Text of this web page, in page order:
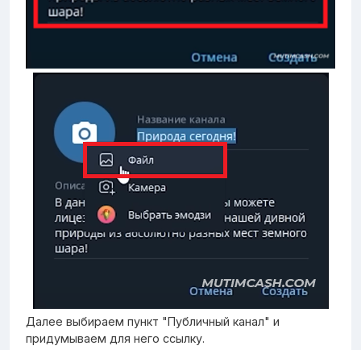
Далее выбираем пункт "Публичный канал" и
придумываем для него ссылку.